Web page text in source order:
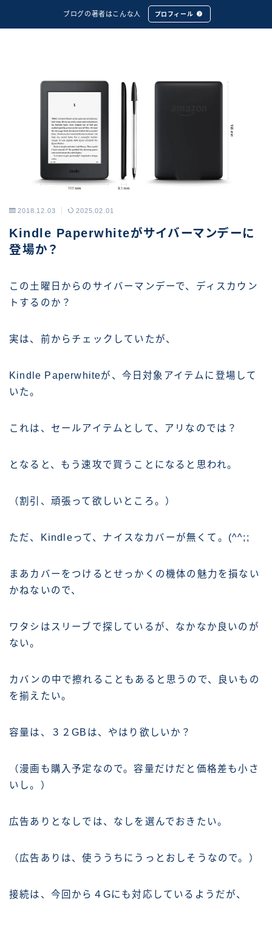
ブログの著者はこんな人 プロフィール
2018.12.03 2025.02.01
Kindle Paperwhiteがサイバーマンデーに
登場か？
この土曜日からのサイバーマンデーで、ディスカウン
トするのか？
実は、前からチェックしていたが、
Kindle Paperwhiteが、今日対象アイテムに登場して
いた。
これは、セールアイテムとして、アリなのでは？
となると、もう速攻で買うことになると思われ。
（割引、頑張って欲しいところ。）
ただ、Kindleって、ナイスなカバーが無くて。(^^;;
まあカバーをつけるとせっかくの機体の魅力を損ない
かねないので、
ワタシはスリーブで探しているが、なかなか良いのが
ない。
カバンの中で擦れることもあると思うので、良いもの
を揃えたい。
容量は、３２GBは、やはり欲しいか？
（漫画も購入予定なので。容量だけだと価格差も小さ
いし。）
広告ありとなしでは、なしを選んでおきたい。
（広告ありは、使ううちにうっとおしそうなので。）
接続は、今回から４Gにも対応しているようだが、